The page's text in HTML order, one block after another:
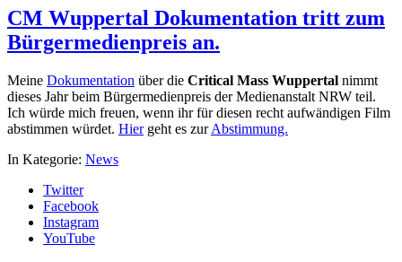
CM Wuppertal Dokumentation tritt zum
Bürgermedienpreis an.
Meine Dokumentation über die Critical Mass Wuppertal nimmt
dieses Jahr beim Bürgermedienpreis der Medienanstalt NRW teil.
Ich würde mich freuen, wenn ihr für diesen recht aufwändigen Film
abstimmen würdet. Hiergeht es zurAbstimmung.
In Kategorie: News
Twitter
Facebook
Instagram
YouTube